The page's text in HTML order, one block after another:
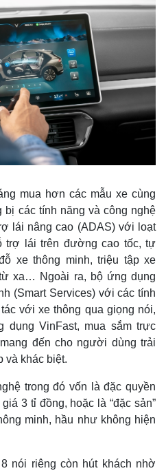
mua hơn các mẫu xe cùng
các tính năng và công nghệ
lái nâng cao (ADAS) với loạt
trợ lái trên đường cao tốc, tự
xe thông minh, triệu tập xe
xa… Ngoài ra, bộ ứng dụng
(Smart Services) với các tính
với xe thông qua giọng nói,
VinFast, mua sắm trực
đến cho người dùng trải
và khác biệt.
trong đó vốn là đặc quyền
3 tỉ đồng, hoặc là “đặc sản”
minh, hầu như không hiện
nói riêng còn hút khách nhờ